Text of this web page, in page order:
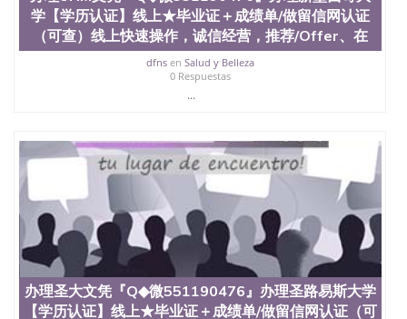
学【学历认证】线上★毕业证＋成绩单/做留信网认证
（可查）线上快速操作，诚信经营，推荐/Offer、在
dfnsen Salud y Belleza
0 Respuestas
...
办理圣大文凭『Q◆微551190476』办理圣路易斯大学
【学历认证】线上★毕业证＋成绩单/做留信网认证（可